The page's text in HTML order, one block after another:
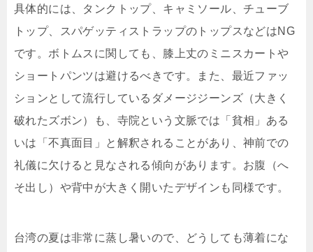
具体的には、タンクトップ、キャミソール、チューブ
トップ、スパゲッティストラップのトップスなどはNG
です。ボトムスに関しても、膝上丈のミニスカートや
ショートパンツは避けるべきです。また、最近ファッ
ションとして流行しているダメージジーンズ（大きく
破れたズボン）も、寺院という文脈では「貧相」ある
いは「不真面目」と解釈されることがあり、神前での
礼儀に欠けると見なされる傾向があります。お腹（へ
そ出し）や背中が大きく開いたデザインも同様です。
台湾の夏は非常に蒸し暑いので、どうしても薄着にな